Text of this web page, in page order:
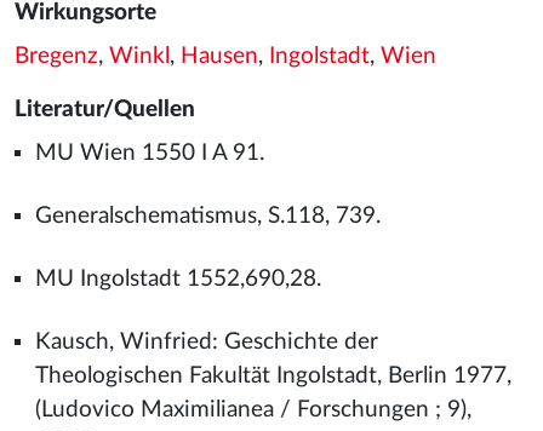
Wirkungsorte
Bregenz, Winkl , Hausen, Ingolstadt, Wien
Literatur/Quellen
MU Wien 1550 I A 91.
Generalschematismus, S.118, 739.
MU Ingolstadt 1552,690,28.
Kausch, Winfried: Geschichte der
Theologischen Fakultät Ingolstadt, Berlin 1977,
(Ludovico Maximilianea / Forschungen ; 9),